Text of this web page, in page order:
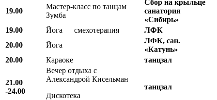
19.00
Мастер-класс по танцам
Зумба
Сбор на крыльце
санатория
«Сибирь»
19.00
Йога — смехотерапия
ЛФК
20.00
Йога
ЛФК, сан.
«Катунь»
20.00
Караоке танцзал
21.00
-24.00
Вечер отдыха с
Александрой Кисельман
Дискотека
танцзал